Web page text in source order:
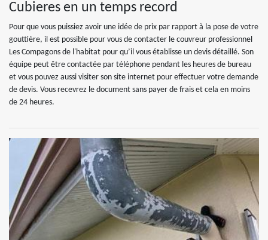
Cubieres en un temps record
Pour que vous puissiez avoir une idée de prix par rapport à la pose de votre
gouttière, il est possible pour vous de contacter le couvreur professionnel
Les Compagons de l'habitat pour qu’il vous établisse un devis détaillé. Son
équipe peut être contactée par téléphone pendant les heures de bureau
et vous pouvez aussi visiter son site internet pour effectuer votre demande
de devis. Vous recevrez le document sans payer de frais et cela en moins
de 24 heures.